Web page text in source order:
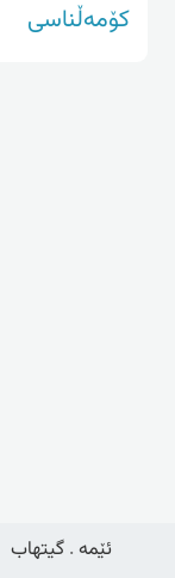
کۆمەڵناسی
ئێمە . گیتهاب